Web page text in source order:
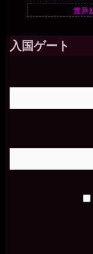
糞豚
入国ゲート